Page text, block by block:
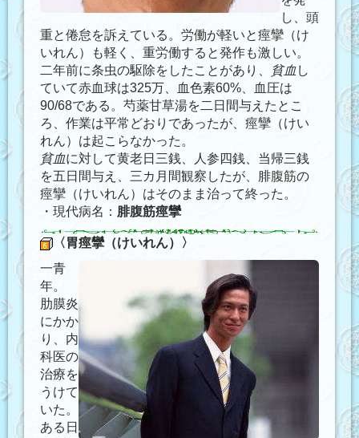
し、頭
重と倦怠を訴えている。労働が軽いと痙攣（け
いれん）も軽く、重労働すると発作も激しい。
二年前に条虫の駆除をしたことがあり、
貧血し
ていて赤血球は325万、血色素60%、血圧は
90/68である。芍薬甘草湯を二日間与えたとこ
ろ、作業は平常どおりであったが、痙攣（けい
れん）は起こらなかった。
貧血に対して黄老日三銭、人参四銭、当帰三銭
を五日間与え、三カ月間観察したが、腓腹筋の
痙攣（けいれん）はそのまま治って終った。
・現代病名： 腓腹筋痙攣
〈胃痙攣（けいれん）〉
一青
年。
肋膜炎
にかか
り、内
科医の
治療を
うけて
いた。
ある日